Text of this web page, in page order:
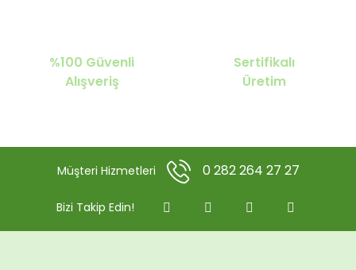
%100 Güvenli
Alışveriş
Sertifikalı
Üretim
Müşteri Hizmetleri 0 282 264 27 27
Bizi Takip Edin!